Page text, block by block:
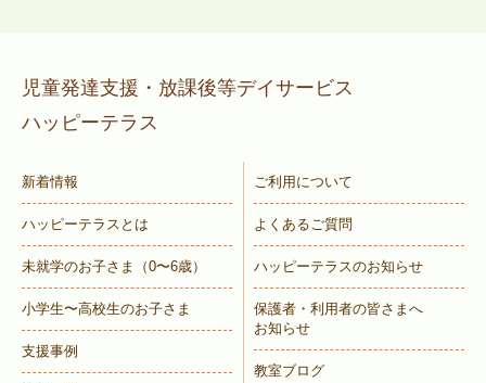
児童発達支援・放課後等デイサービス
ハッピーテラス
新着情報
ハッピーテラスとは
未就学のお子さま （0〜6歳）
小学生〜高校生のお子さま
支援事例
ご利用について
よくあるご質問
ハッピーテラスのお知らせ
保護者・利用者の皆さまへ
お知らせ
教室ブログ